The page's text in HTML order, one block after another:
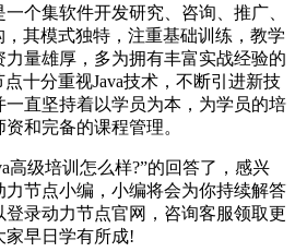
个集软件开发研究、咨询、推广、
其模式独特，注重基础训练，教学
力量雄厚，多为拥有丰富实战经验的
十分重视Java技术，不断引进新技
直坚持着以学员为本，为学员的培
和完备的课程管理。
高级培训怎么样?”的回答了，感兴
节点小编，小编将会为你持续解答
录动力节点官网，咨询客服领取更
家早日学有所成!